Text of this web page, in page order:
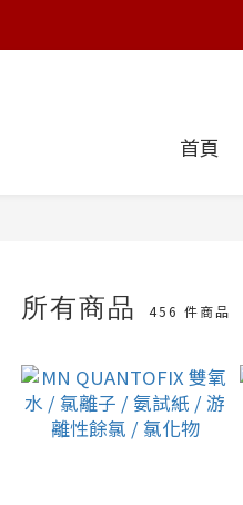
首頁
所有商品456 件商品